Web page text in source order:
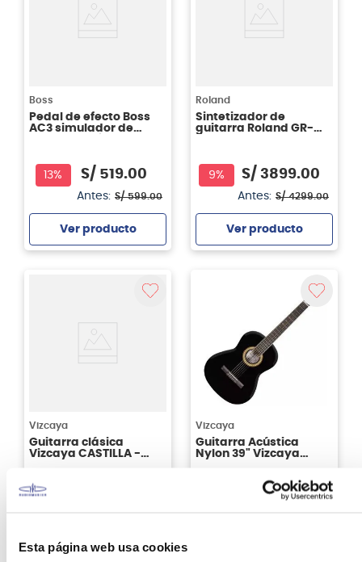
Esta página web usa cookies
Boss
Pedal de efecto Boss
AC3 simulador de
13% S/ 519.00
Antes: S/ 599.00
Ver producto
Roland
Sintetizador de
guitarra Roland GR-
9% S/ 3899.00
Antes: S/ 4299.00
Ver producto
Vizcaya
Guitarra clásica
Vizcaya CASTILLA -
Ver producto
Vizcaya
Guitarra Acústica
Nylon 39" Vizcaya
242.00